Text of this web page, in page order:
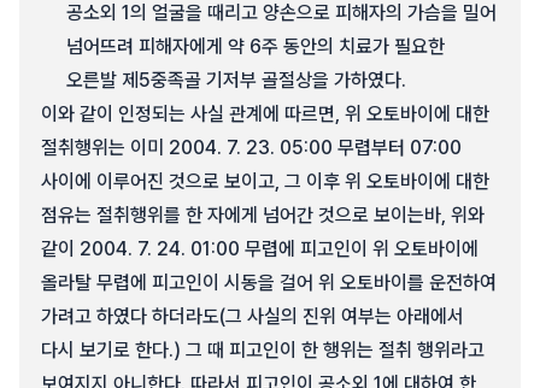
공소외 1의 얼굴을 때리고 양손으로 피해자의 가슴을 밀어
넘어뜨려 피해자에게 약 6주 동안의 치료가 필요한
오른발 제5중족골 기저부 골절상을 가하였다.
이와 같이 인정되는 사실 관계에 따르면, 위 오토바이에 대한
절취행위는 이미 2004. 7. 23. 05:00 무렵부터 07:00
사이에 이루어진 것으로 보이고, 그 이후 위 오토바이에 대한
점유는 절취행위를 한 자에게 넘어간 것으로 보이는바, 위와
같이 2004. 7. 24. 01:00 무렵에 피고인이 위 오토바이에
올라탈 무렵에 피고인이 시동을 걸어 위 오토바이를 운전하여
가려고 하였다 하더라도(그 사실의 진위 여부는 아래에서
다시 보기로 한다.) 그 때 피고인이 한 행위는 절취 행위라고